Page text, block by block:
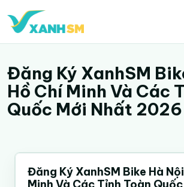
Đăng Ký XanhSM
Hồ Chí Minh Và Các
Quốc Mới Nhất 2026
Đăng Ký XanhSM Bike Hà